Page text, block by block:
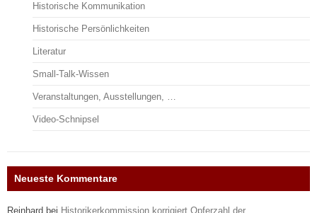
Historische Kommunikation
Historische Persönlichkeiten
Literatur
Small-Talk-Wissen
Veranstaltungen, Ausstellungen, …
Video-Schnipsel
Neueste Kommentare
Reinhard bei Historikerkommission korrigiert Opferzahl der